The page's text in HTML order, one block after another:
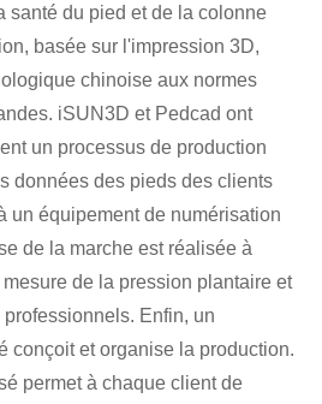
santé du pied et de la colonne
basée sur l'impression 3D,
chinoise aux normes
iSUN3D et Pedcad ont
un processus de production
données des pieds des clients
un équipement de numérisation
de la marche est réalisée à
de la pression plantaire et
Enfin, un
conçoit et organise la production.
permet à chaque client de